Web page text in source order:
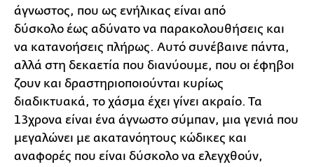
άγνωστος, που ως ενήλικας είναι από
δύσκολο έως αδύνατο να παρακολουθήσεις και
να κατανοήσεις πλήρως. Αυτό συνέβαινε πάντα,
αλλά στη δεκαετία που διανύουμε, που οι έφηβοι
ζουν και δραστηριοποιούνται κυρίως
διαδικτυακά, το χάσμα έχει γίνει ακραίο. Τα
13χρονα είναι ένα άγνωστο σύμπαν, μια γενιά που
μεγαλώνει με ακατανόητους κώδικες και
αναφορές που είναι δύσκολο να ελεγχθούν,